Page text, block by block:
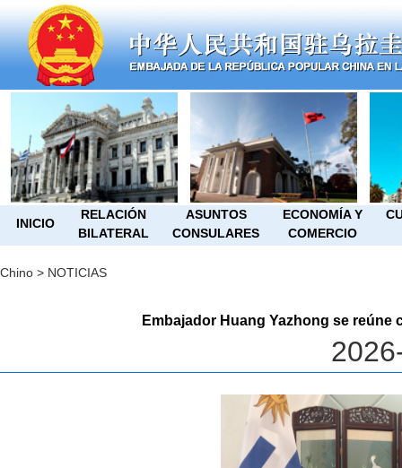
INICIO
RELACIÓN
BILATERAL
ASUNTOS
CONSULARES
ECONOMÍA Y
COMERCIO
Chino > NOTICIAS
Embajador Huang Yazhong se reúne